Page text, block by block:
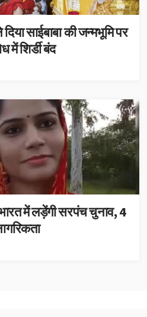
साईबाबा की जन्मभूमि पर
में शिर्डी बंद
भारत में लड़ेंगी सरपंच चुनाव, 4